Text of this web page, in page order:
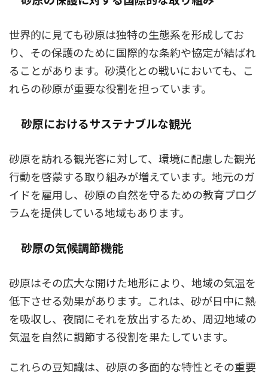
世界的に見ても砂原は独特の生態系を形成してお
り、その保護のために国際的な条約や協定が結ばれ
ることがあります。砂漠化との戦いにおいても、こ
れらの砂原が重要な役割を担っています。
砂原におけるサステナブルな観光
砂原を訪れる観光客に対して、環境に配慮した観光
行動を啓蒙する取り組みが増えています。地元のガ
イドを雇用し、砂原の自然を守るための教育プログ
ラムを提供している地域もあります。
砂原の気候調節機能
砂原はその広大な開けた地形により、地域の気温を
低下させる効果があります。これは、砂が日中に熱
を吸収し、夜間にそれを放出するため、周辺地域の
気温を自然に調節する役割を果たしています。
これらの豆知識は、砂原の多面的な特性とその重要